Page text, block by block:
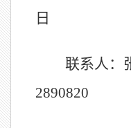
日
联系人：
2890820